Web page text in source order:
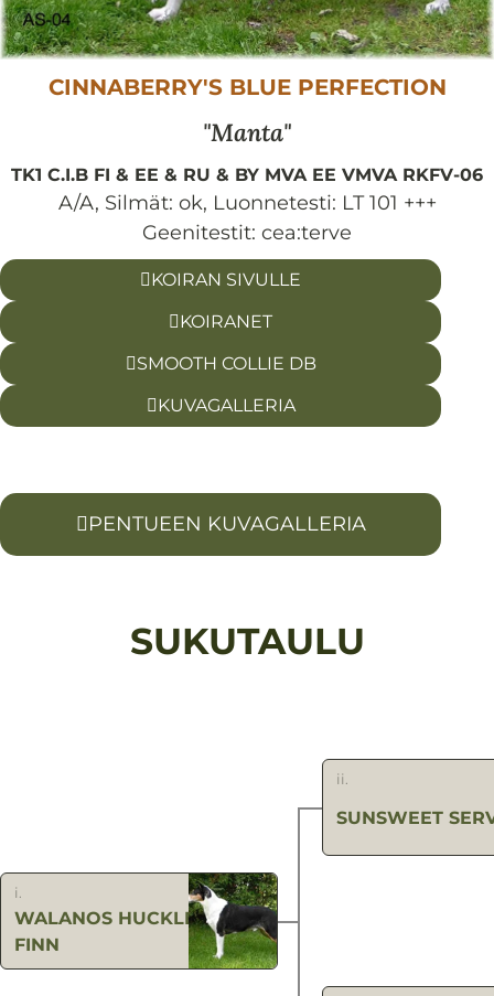
CINNABERRY'S BLUE PERFECTION
Manta
TK1 C.I.B FI & EE & RU & BY MVA EE VMVA RKFV-06
A/A, Silmät: ok, Luonnetesti: LT 101 +++
Geenitestit: cea:terve
KOIRAN SIVULLE
KOIRANET
SMOOTH COLLIE DB
KUVAGALLERIA
PENTUEEN KUVAGALLERIA
SUKUTAULU
i.
WALANOS HUCKLEBERRY
FINN
ii.
SUNSWEET